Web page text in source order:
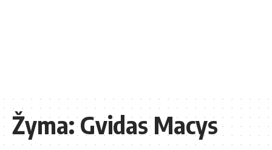
Žyma:Gvidas Macys